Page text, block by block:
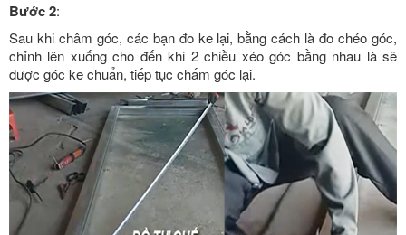
Bước 2:
Sau khi châm góc, các bạn đo ke lại, bằng cách là đo chéo góc,
chỉnh lên xuống cho đến khi 2 chiều xéo góc bằng nhau là sẽ
được góc ke chuẩn, tiếp tục chấm góc lại.